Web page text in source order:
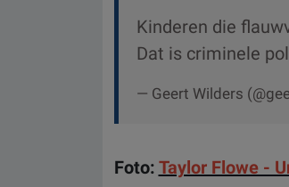
Kinderen die
Dat is criminele
— Geert Wilders
Foto: Taylor Flowe -